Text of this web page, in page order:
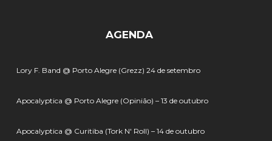
AGENDA
Lory F. Band @ Porto Alegre (Grezz) 24 de setembro
Apocalyptica @ Porto Alegre (Opinião) – 13 de outubro
Apocalyptica @ Curitiba (Tork N' Roll) – 14 de outubro